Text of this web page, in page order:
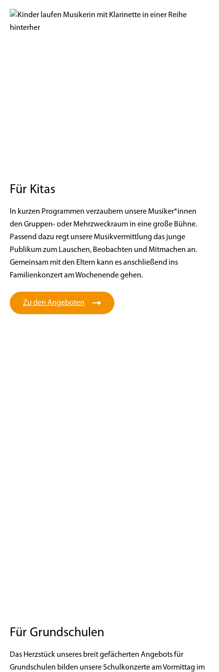
Für Kitas
In kurzen Programmen verzaubern unsere Musiker*innen
den Gruppen- oder Mehrzweckraum in eine große Bühne.
Passend dazu regt unsere Musikvermittlung das junge
Publikum zum Lauschen, Beobachten und Mitmachen an.
Gemeinsam mit den Eltern kann es anschließend ins
Familienkonzert am Wochenende gehen.
Zu den Angeboten
Für Grundschulen
Das Herzstück unseres breit gefächerten Angebots für
Grundschulen bilden unsere Schulkonzerte am Vormittag im